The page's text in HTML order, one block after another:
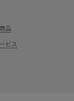
品
ビス